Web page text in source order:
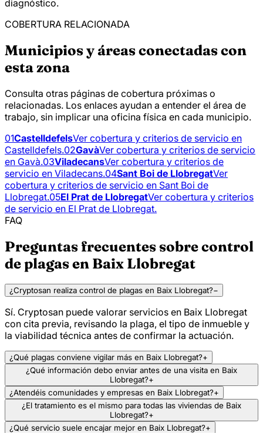
diagnóstico.
COBERTURA RELACIONADA
Municipios y áreas conectadas con
esta zona
Consulta otras páginas de cobertura próximas o
relacionadas. Los enlaces ayudan a entender el área de
trabajo, sin implicar una oficina física en cada municipio.
01CastelldefelsVer cobertura y criterios de servicio en
Castelldefels.02GavàVer cobertura y criterios de servicio
en Gavà.03ViladecansVer cobertura y criterios de
servicio en Viladecans.04Sant Boi de LlobregatVer
cobertura y criterios de servicio en Sant Boi de
Llobregat.05El Prat de LlobregatVer cobertura y criterios
de servicio en El Prat de Llobregat.
FAQ
Preguntas frecuentes sobre control
de plagas en Baix Llobregat
¿Cryptosan realiza control de plagas en Baix Llobregat?−
Sí. Cryptosan puede valorar servicios en Baix Llobregat
con cita previa, revisando la plaga, el tipo de inmueble y
la viabilidad técnica antes de confirmar la actuación.
¿Qué plagas conviene vigilar más en Baix Llobregat?+
¿Qué información debo enviar antes de una visita en Baix
Llobregat?+
¿Atendéis comunidades y empresas en Baix Llobregat?+
¿El tratamiento es el mismo para todas las viviendas de Baix
Llobregat?+
¿Qué servicio suele encajar mejor en Baix Llobregat?+